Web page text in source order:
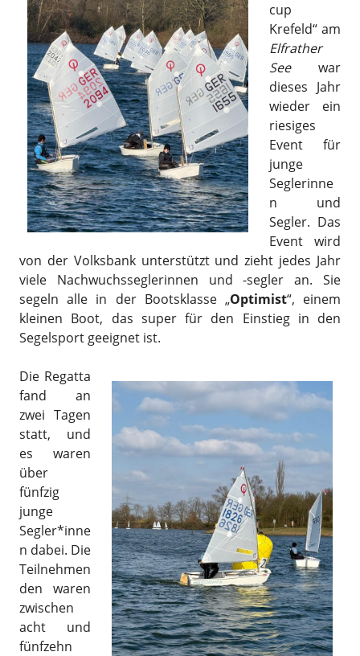
cup
Krefeld“ am
Elfrather
Seewar
dieses Jahr
wieder ein
riesiges
Event für
junge
Seglerinne
n und
Segler. Das
Event wird
von der Volksbank unterstützt und zieht jedes Jahr
viele Nachwuchsseglerinnen und -segler an. Sie
segeln alle in der Bootsklasse „Optimist“, einem
kleinen Boot, das super für den Einstieg in den
Segelsport geeignet ist.
Die Regatta
fand an
zwei Tagen
statt, und
es waren
über
fünfzig
junge
Segler*inne
n dabei. Die
Teilnehmen
den waren
zwischen
acht und
fünfzehn